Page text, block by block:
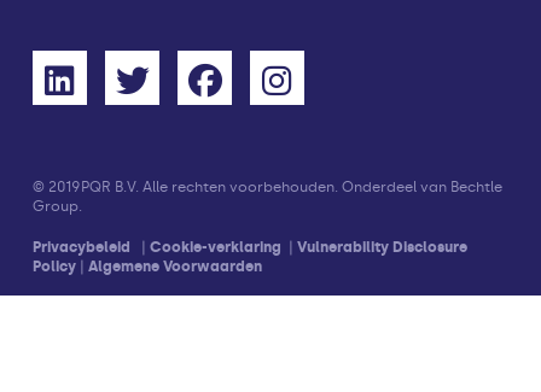
© 2019 PQR B.V. Alle rechten voorbehouden. Onderdeel van Bechtle
Group.
Privacybeleid Cookie-verklaring
Vulnerability Disclosure
Policy
Algemene Voorwaarden